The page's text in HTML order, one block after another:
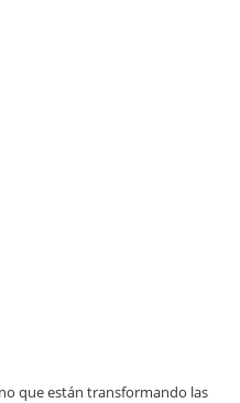
que están transformando las